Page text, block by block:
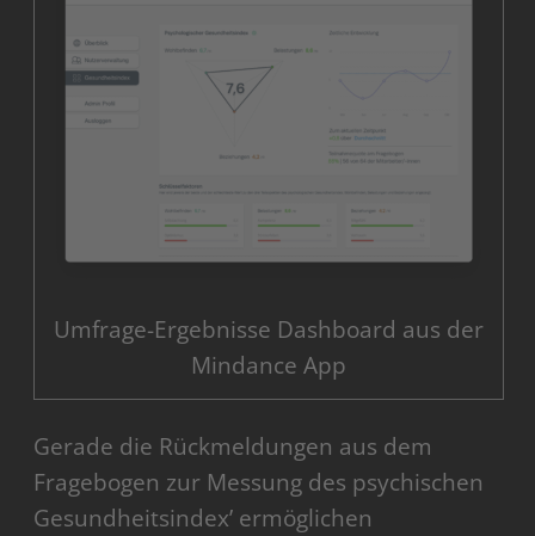
Umfrage-Ergebnisse Dashboard aus der
Mindance App
Gerade die Rückmeldungen aus dem
Fragebogen zur Messung des psychischen
Gesundheitsindex’ ermöglichen